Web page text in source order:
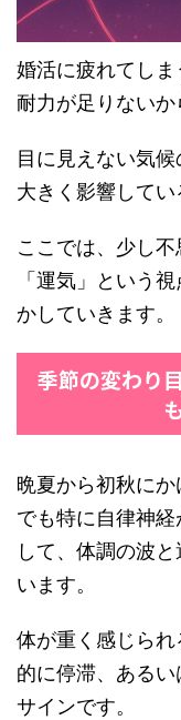
婚活に疲れてし
耐力が足りないか
目に見えない気
大きく影響してい
ここでは、少し不
「運気」という
かしていきます。
季節の変わり
晩夏から初秋に
でも特に自律神
して、体調の波
います。
体が重く感じら
的に停滞、ある
サインです。